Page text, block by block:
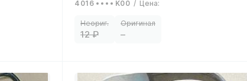
4016 K00 / Цена:
12 –